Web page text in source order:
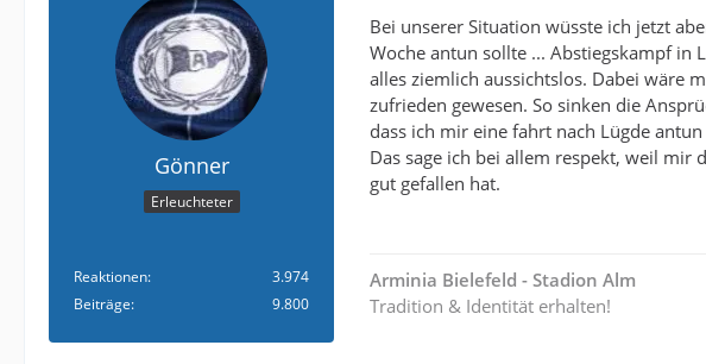
Gönner
Erleuchteter
Reaktionen
3.974
Beiträge
9.800
Bei unserer Situation wüsste ich jetzt
Woche antun sollte ... Abstiegskampf in
alles ziemlich aussichtslos. Dabei wäre
zufrieden gewesen. So sinken die
dass ich mir eine fahrt nach Lügde
Das sage ich bei allem respekt, weil mir
gut gefallen hat.
Arminia Bielefeld - Stadion Alm
Tradition & Identität erhalten!